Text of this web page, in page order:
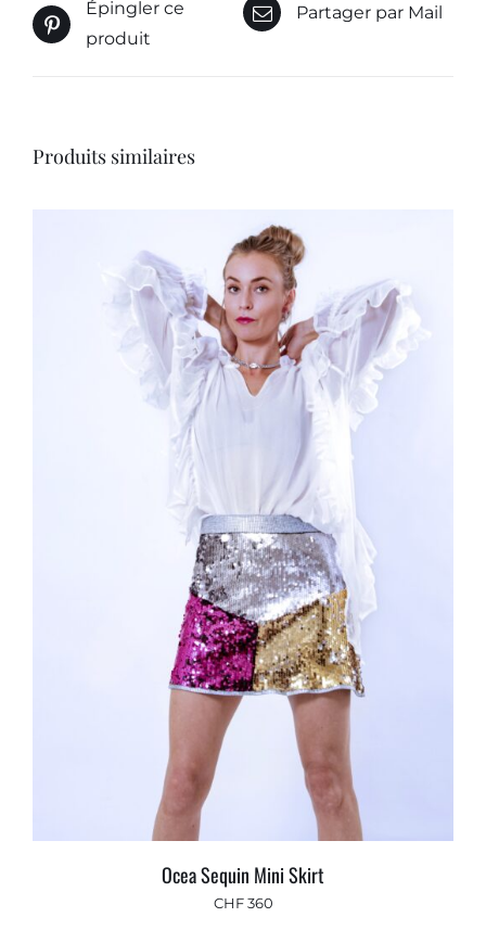
Épingler ce
produit
Partager par Mail
Produits similaires
Ocea Sequin Mini Skirt
CHF360